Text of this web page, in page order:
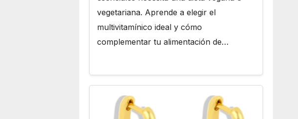
vegetariana. Aprende a elegir el
multivitamínico ideal y cómo
complementar tu alimentación de…